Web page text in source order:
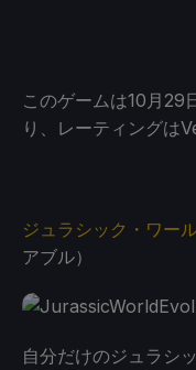
このゲームは10月29
り、レーティングは
ジュラシック・ワー
アブル）
自分だけのジュラシ